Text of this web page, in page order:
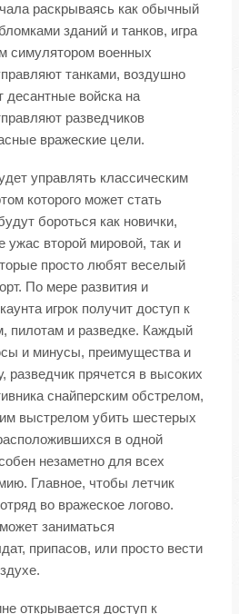
раскрываясь как обычный
зданий и танков, игра
симулятором военных
танками, воздушно
десантные войска на
разведчиков
вражеские цели.
управлять классическим
которого может стать
бороться как новички,
ужас второй мировой, так и
просто любят веселый
По мере развития и
игрок получит доступ к
пилотам и разведке. Каждый
и минусы, преимущества и
разведчик прячется в высоких
снайперским обстрелом,
выстрелом убить шестерых
в одной
незаметно для всех
Главное, чтобы летчик
во вражеское логово.
заниматься
припасов, или просто вести
открывается доступ к